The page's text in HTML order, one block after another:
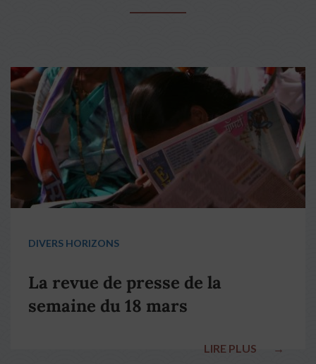
DIVERS HORIZONS
La revue de presse de la
semaine du 18 mars
LIRE PLUS →